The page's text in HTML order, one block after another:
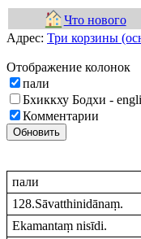
Что нового
Адрес: Три корзины
Отображение колонок
пали
Бхиккху Бодхи -
Комментарии
Обновить
пали
128.Sāvatthinidānaṃ.
Ekamantaṃ nisīdi.